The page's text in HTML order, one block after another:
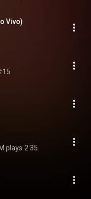
Vivo)
plays 2:35